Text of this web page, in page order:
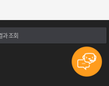
과 조회